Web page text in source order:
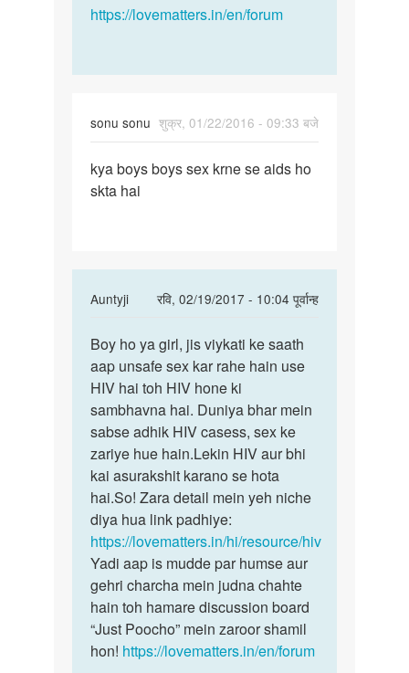
https://lovematters.in/en/forum
sonu sonu शुक्र, 01/22/2016 - 09:33 बजे
kya
boys
kya boys boys sex krne se aids ho
skta hai
Auntyji
रवि, 02/19/2017 - 10:04 पूर्वान्ह
In
to
kya
boys
boys
sex
krne
se
by
sonu
sonu
Boy
ho
ya
girl,
jis
viykati
Boy ho ya girl, jis viykati ke saath
aap unsafe sex kar rahe hain use
HIV hai toh HIV hone ki
sambhavna hai. Duniya bhar mein
sabse adhik HIV casess, sex ke
zariye hue hain.Lekin HIV aur bhi
kai asurakshit karano se hota
hai.So! Zara detail mein yeh niche
diya hua link padhiye:
https://lovematters.in/hi/resource/hiv
Yadi aap is mudde par humse aur
gehri charcha mein judna chahte
hain toh hamare discussion board
“Just Poocho” mein zaroor shamil
hon! https://lovematters.in/en/forum